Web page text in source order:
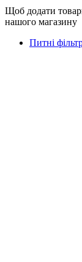
Щоб додати
нашого магазину
Питні